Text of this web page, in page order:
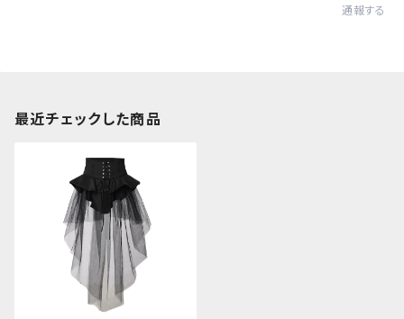
通報する
最近チェックした商品